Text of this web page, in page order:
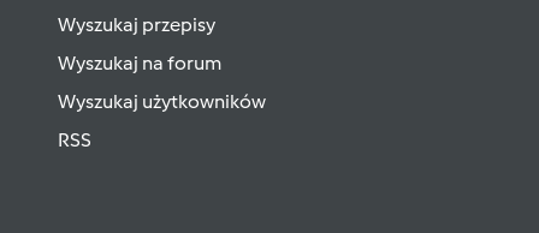
Wyszukaj przepisy
Wyszukaj na forum
Wyszukaj użytkowników
RSS